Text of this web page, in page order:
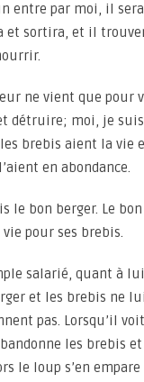
entre par moi, il
et sortira, et il
ne vient que pour
détruire; moi, je
brebis aient la vie
en abondance.
le bon berger. Le
vie pour ses brebis.
salarié, quant à
et les brebis ne lui
pas. Lorsqu’il
les brebis
le loup s’en empare